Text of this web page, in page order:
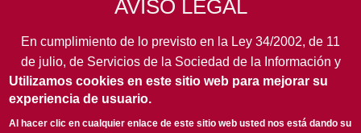
AVISO LEGAL
En cumplimiento de lo previsto en la Ley 34/2002, de 11
de julio, de Servicios de la Sociedad de la Información y
de Comercio Electrónico, así como en otras normas de
legal aplicación, se pone en conocimiento de los
usuarios de este portal de laUniversidad de Sevillalos
Utilizamos cookies en este sitio web para mejorar su
experiencia de usuario.
Al hacer clic en cualquier enlace de este sitio web usted nos está dando su